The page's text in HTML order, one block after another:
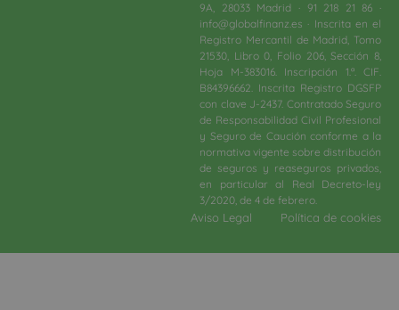
9A, 28033 Madrid · 91 218 21 86 ·
info@globalfinanz.es · Inscrita en el
Registro Mercantil de Madrid, Tomo
21530, Libro 0, Folio 206, Sección 8,
Hoja M-383016. Inscripción 1.ª. CIF.
B84396662. Inscrita Registro DGSFP
con clave J-2437. Contratado Seguro
de Responsabilidad Civil Profesional
y Seguro de Caución conforme a la
normativa vigente sobre distribución
de seguros y reaseguros privados,
en particular al Real Decreto-ley
3/2020, de 4 de febrero.​
Aviso Legal Política de cookies